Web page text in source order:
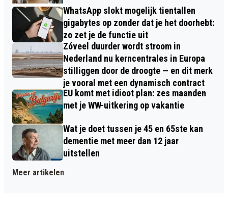
WhatsApp slokt mogelijk tientallen
gigabytes op zonder dat je het doorhebt:
zo zet je de functie uit
Zóveel duurder wordt stroom in
Nederland nu kerncentrales in Europa
stilliggen door de droogte — en dit merk
je vooral met een dynamisch contract
EU komt met idioot plan: zes maanden
met je WW-uitkering op vakantie
Wat je doet tussen je 45 en 65ste kan
dementie met meer dan 12 jaar
uitstellen
Meer artikelen